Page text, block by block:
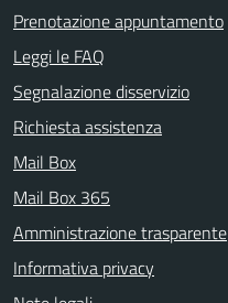
Prenotazione appuntamento
Leggi le FAQ
Segnalazione disservizio
Richiesta assistenza
Mail Box
Mail Box 365
Amministrazione trasparente
Informativa privacy